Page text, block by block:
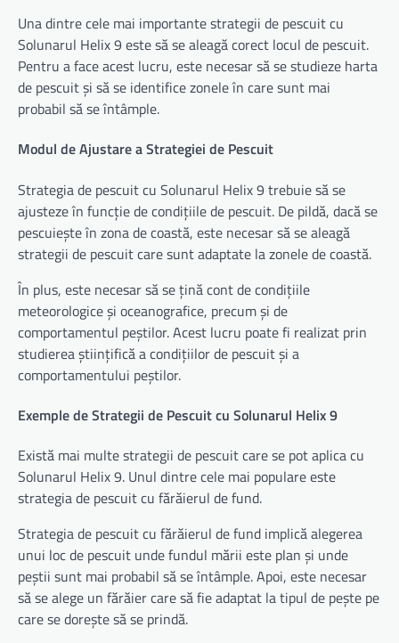
Una dintre cele mai importante strategii de pescuit cu
Solunarul Helix 9 este să se aleagă corect locul de pescuit.
Pentru a face acest lucru, este necesar să se studieze harta
de pescuit și să se identifice zonele în care sunt mai
probabil să se întâmple.
Modul de Ajustare a Strategiei de Pescuit
Strategia de pescuit cu Solunarul Helix 9 trebuie să se
ajusteze în funcție de condițiile de pescuit. De pildă, dacă se
pescuiește în zona de coastă, este necesar să se aleagă
strategii de pescuit care sunt adaptate la zonele de coastă.
În plus, este necesar să se țină cont de condițiile
meteorologice și oceanografice, precum și de
comportamentul peștilor. Acest lucru poate fi realizat prin
studierea științifică a condițiilor de pescuit și a
comportamentului peștilor.
Exemple de Strategii de Pescuit cu Solunarul Helix 9
Există mai multe strategii de pescuit care se pot aplica cu
Solunarul Helix 9. Unul dintre cele mai populare este
strategia de pescuit cu fărăierul de fund.
Strategia de pescuit cu fărăierul de fund implică alegerea
unui loc de pescuit unde fundul mării este plan și unde
peștii sunt mai probabil să se întâmple. Apoi, este necesar
să se alege un fărăier care să fie adaptat la tipul de pește pe
care se dorește să se prindă.